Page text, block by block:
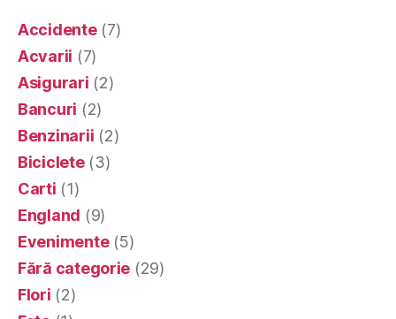
Accidente(7)
Acvarii (7)
Asigurari (2)
Bancuri (2)
Benzinarii (2)
Biciclete(3)
Carti (1)
England (9)
Evenimente(5)
Fără categorie (29)
Flori (2)